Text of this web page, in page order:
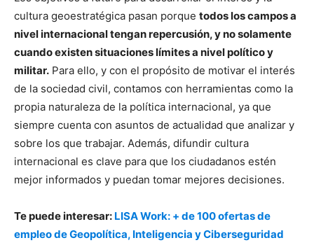
cultura geoestratégica pasan porque todos los campos a
nivel internacional tengan repercusión, y no solamente
cuando existen situaciones límites a nivel político y
militar. Para ello, y con el propósito de motivar el interés
de la sociedad civil, contamos con herramientas como la
propia naturaleza de la política internacional, ya que
siempre cuenta con asuntos de actualidad que analizar y
sobre los que trabajar. Además, difundir cultura
internacional es clave para que los ciudadanos estén
mejor informados y puedan tomar mejores decisiones.
Te puede interesar: LISA Work: + de 100 ofertas de
empleo de Geopolítica, Inteligencia y Ciberseguridad